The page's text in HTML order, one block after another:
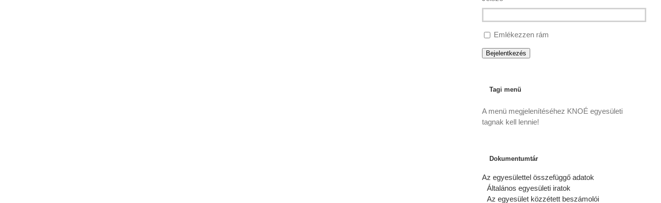
Emlékezzen rám
Bejelentkezés
Tagi menü
A menü megjelenítéséhez KNOÉ egyesületi
tagnak kell lennie!
Dokumentumtár
Az egyesülettel összefüggő adatok
Általános egyesületi iratok
Az egyesület közzétett beszámolói